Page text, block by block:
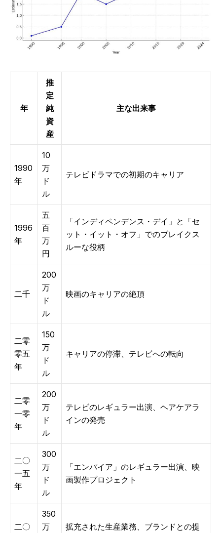
年
推
定
純
資
産
主な出来事
1990
年
10
万
ド
ル
テレビドラマでの初期のキャリア
1996
年
五
百
万
円
「インディペンデンス・デイ」と「セ
ット・イット・オフ」でのブレイクス
ルーな役柄
二千
200
万
ド
ル
映画のキャリアの絶頂
二零
零五
年
150
万
ド
ル
キャリアの停滞、テレビへの転向
二零
一零
年
200
万
ド
ル
テレビのレギュラー出演、ヘアケアラ
インの発売
二〇
一五
年
300
万
ド
ル
「エンパイア」のレギュラー出演、映
画製作プロジェクト
二〇
350
万
拡充された生産業務、ブランドとの提